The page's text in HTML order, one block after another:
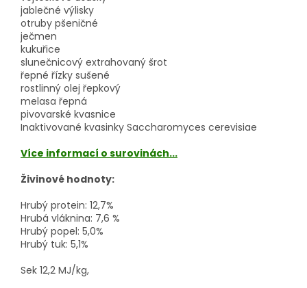
jablečné výlisky
otruby pšeničné
ječmen
kukuřice
slunečnicový extrahovaný šrot
řepné řízky sušené
rostlinný olej řepkový
melasa řepná
pivovarské kvasnice
Inaktivované kvasinky Saccharomyces cerevisiae
Více informací o surovinách...
Živinové hodnoty:
Hrubý protein: 12,7%
Hrubá vláknina: 7,6 %
Hrubý popel: 5,0%
Hrubý tuk: 5,1%
Sek 12,2 MJ/kg,